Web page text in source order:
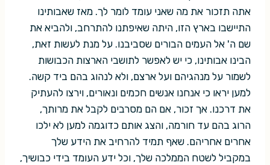
אתה תזכור את מה שאני עומד לומר לך. מאז שאבותינו
התיישבו בארץ הזו, היתה שאיפתנו להתרחב, ולהביא את
שם ה' אל העמים הבורים שסביבנו. על מנת לעשות זאת,
הבינו אבותינו, כי יש לאפשר לתושבי הארצות הכבושות
לשמור על מנהגיהם ועל ארצם, ולא לנהוג בהם ביד קשה.
למען יראו כי אנחנו אנשים חכמים ונאורים, וירצו להעתיק
את דרכנו. אך זכור, אם הם מסרבים לקבל את מרותך,
הרוג בהם עד חורמה, והצג אותם כדוגמה למען לא ילכו
אחרים אחריהם. שאף תמיד להרחיב את הידע שלך
במקביל לשטח הממלכה שלך, וכל ידע העומד בידי כבושיך,